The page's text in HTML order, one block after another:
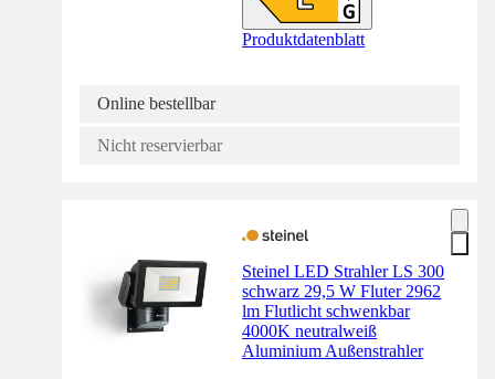
Produktdatenblatt
Online bestellbar
Nicht reservierbar
Steinel LED Strahler LS 300
schwarz 29,5 W Fluter 2962
lm Flutlicht schwenkbar
4000K neutralweiß
Aluminium Außenstrahler